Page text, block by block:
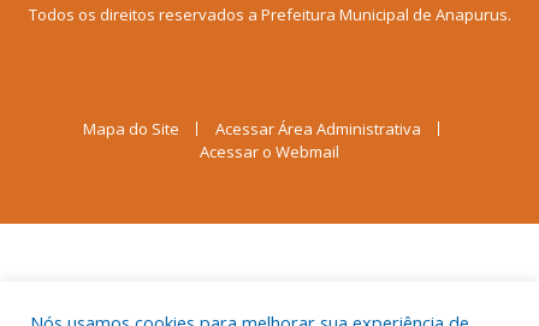
Todos os direitos reservados a Prefeitura Municipal de Anapurus.
Mapa do Site
Acessar Área Administrativa
Acessar o Webmail